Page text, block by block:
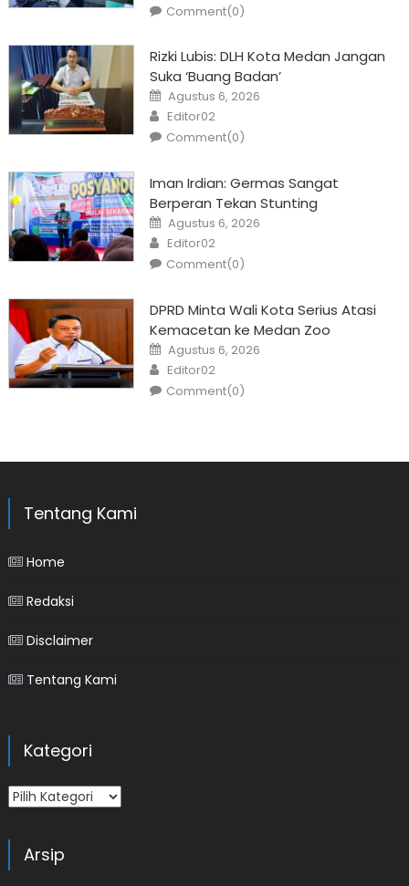
Comment(0)
Rizki Lubis: DLH Kota Medan Jangan
Suka ‘Buang Badan’
Posted
on
Agustus 6, 2026
Author
Editor02
Comment(0)
Iman Irdian: Germas Sangat
Berperan Tekan Stunting
Posted
on
Agustus 6, 2026
Author
Editor02
Comment(0)
DPRD Minta Wali Kota Serius Atasi
Kemacetan ke Medan Zoo
Posted
on
Agustus 6, 2026
Author
Editor02
Comment(0)
Tentang Kami
Home
Redaksi
Disclaimer
Tentang Kami
Kategori
Kategori
Arsip